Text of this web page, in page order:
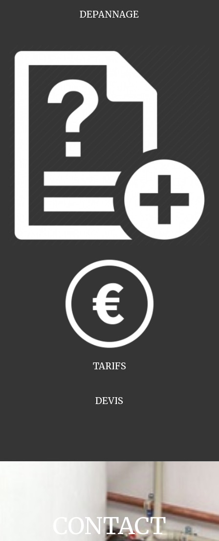
DEPANNAGE
TARIFS
DEVIS
CONTACT